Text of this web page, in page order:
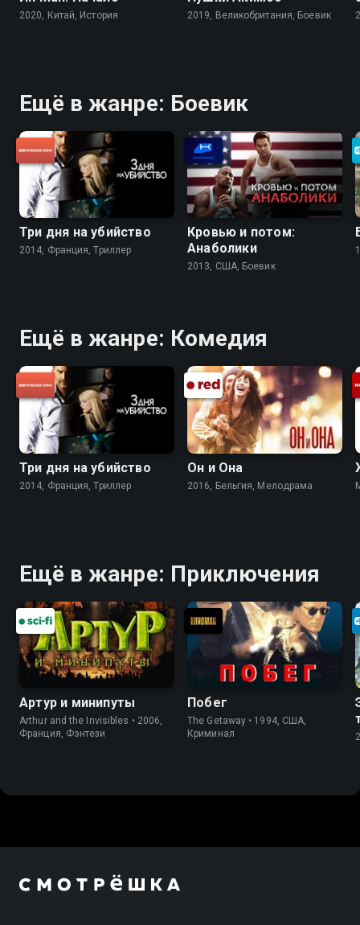
2020, Китай, История 2019, Великобритания, Боевик
Ещё в жанре: Боевик
Три дня на убийство
2014, Франция, Триллер
Кровью и потом:
Анаболики
2013, США, Боевик
Ещё в жанре: Комедия
Три дня на убийство
2014, Франция, Триллер
Он и Она
2016, Бельгия, Мелодрама
Ещё в жанре: Приключения
Артур и минипуты
Arthur and the Invisibles • 2006,
Франция, Фэнтези
Побег
The Getaway • 1994, США,
Криминал